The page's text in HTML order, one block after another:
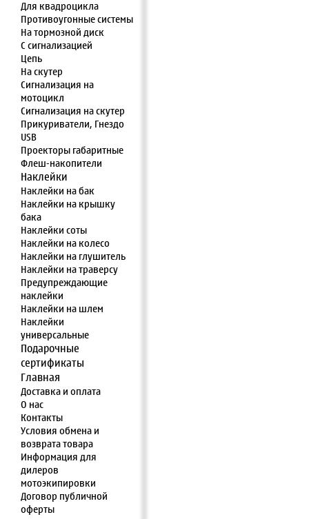
Для квадроцикла
Противоугонные системы
На тормозной диск
С сигнализацией
Цепь
На скутер
Сигнализация на
мотоцикл
Сигнализация на скутер
Прикуриватели, Гнездо
USB
Проекторы габаритные
Флеш-накопители
Наклейки
Наклейки на бак
Наклейки на крышку
бака
Наклейки соты
Наклейки на колесо
Наклейки на глушитель
Наклейки на траверсу
Предупреждающие
наклейки
Наклейки на шлем
Наклейки
универсальные
Подарочные
сертификаты
Главная
Доставка и оплата
О нас
Контакты
Условия обмена и
возврата товара
Информация для
дилеров
мотоэкипировки
Договор публичной
оферты